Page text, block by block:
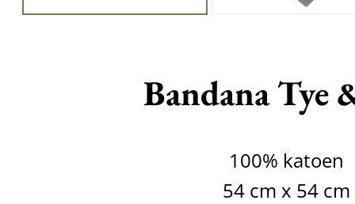
Bandana Tye
100% katoen
54 cm x 54 cm